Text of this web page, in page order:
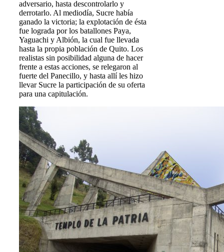
adversario, hasta descontrolarlo y
derrotarlo. Al mediodía, Sucre había
ganado la victoria; la explotación de ésta
fue lograda por los batallones Paya,
Yaguachi y Albión, la cual fue llevada
hasta la propia población de Quito. Los
realistas sin posibilidad alguna de hacer
frente a estas acciones, se relegaron al
fuerte del Panecillo, y hasta allí les hizo
llevar Sucre la participación de su oferta
para una capitulación.